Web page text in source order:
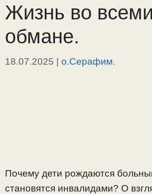
Жизнь во
обмане.
18.07.2025 | о.Серафим.
Почему дети рождаются
становятся инвалидами? О